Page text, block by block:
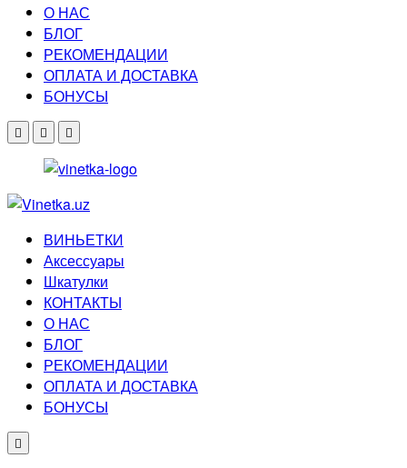
О НАС
БЛОГ
РЕКОМЕНДАЦИИ
ОПЛАТА И ДОСТАВКА
БОНУСЫ
ВИНЬЕТКИ
Аксессуары
Шкатулки
КОНТАКТЫ
О НАС
БЛОГ
РЕКОМЕНДАЦИИ
ОПЛАТА И ДОСТАВКА
БОНУСЫ